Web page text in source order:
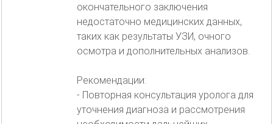
окончательного заключения
недостаточно медицинских данных,
таких как результаты УЗИ, очного
осмотра и дополнительных анализов.
Рекомендации:
- Повторная консультация уролога для
уточнения диагноза и рассмотрения